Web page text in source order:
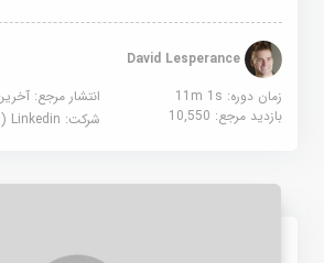
David Lesperance
زمان دوره: 11m 1s
انتشار مرجع:آخرین
بازدید مرجع:10,550 شرکت:Linkedin (لینکدین)